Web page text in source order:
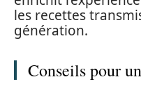
les recettes
génération.
Conseils pour